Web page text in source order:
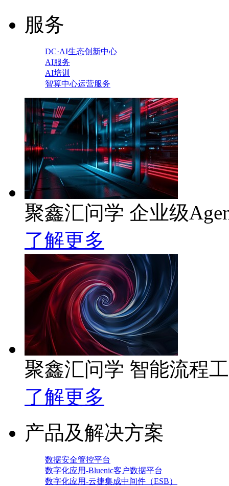
服务
DC·AI生态创新中心
AI服务
AI培训
智算中心运营服务
聚鑫汇问学 企业级
了解更多
聚鑫汇问学 智能流程
了解更多
产品及解决方案
数据安全管控平台
数字化应用-Bluenic客户数据平台
数字化应用-云捷集成中间件（ESB）